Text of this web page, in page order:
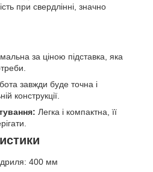
при свердлінні, значно
за ціною підставка, яка
завжди буде точна і
конструкції.
Легка і компактна, її
400 мм